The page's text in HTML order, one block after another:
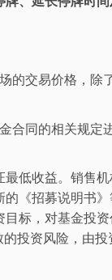
的交易价格，除
合同的相关规定
低收益。销售
《招募说明书
标，对基金投
投资风险，由投